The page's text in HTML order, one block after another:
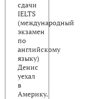
сдачи
IELTS
(международный
экзамен
по
английскому
языку)
Денис
уехал
в
Америку.